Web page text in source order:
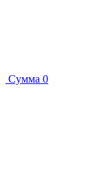
Сумма 0